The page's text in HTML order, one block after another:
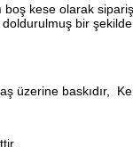
boş kese olarak
bir
üzerine baskıdır,